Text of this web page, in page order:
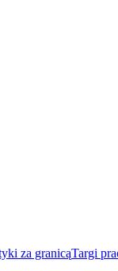
za granicąTargi